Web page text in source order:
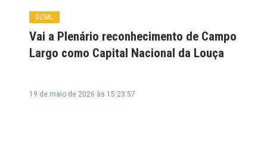
GERAL
Vai a Plenário reconhecimento de Campo
Largo como Capital Nacional da Louça
19 de maio de 2026 às 15:23:57